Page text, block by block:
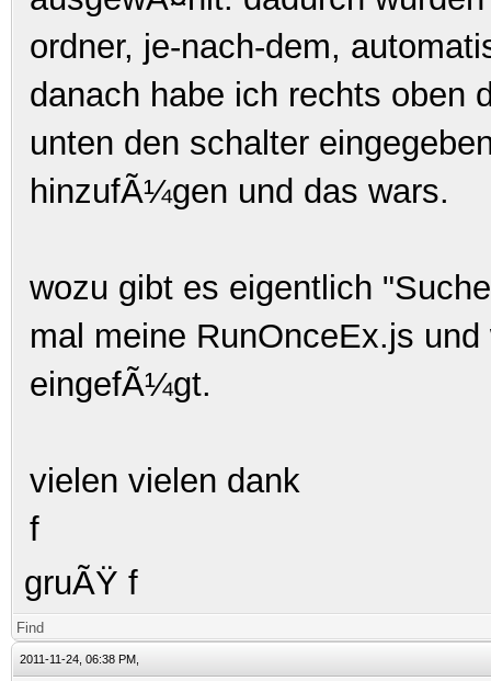
ordner, je-nach-dem,
danach habe ich rechts oben
unten den schalter
hinzufÃ¼gen und das wars.
wozu gibt es eigentlich
mal meine RunOnceEx.js
eingefÃ¼gt.
vielen vielen dank
f
gruÃŸ f
Find
2011-11-24, 06:38 PM,